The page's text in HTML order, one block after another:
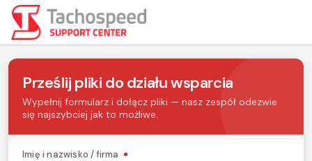
Prześlij pliki do działu wsparcia
Wypełnij formularz i dołącz pliki — nasz zespół odezwie
się najszybciej jak to możliwe.
Imię i nazwisko / firma